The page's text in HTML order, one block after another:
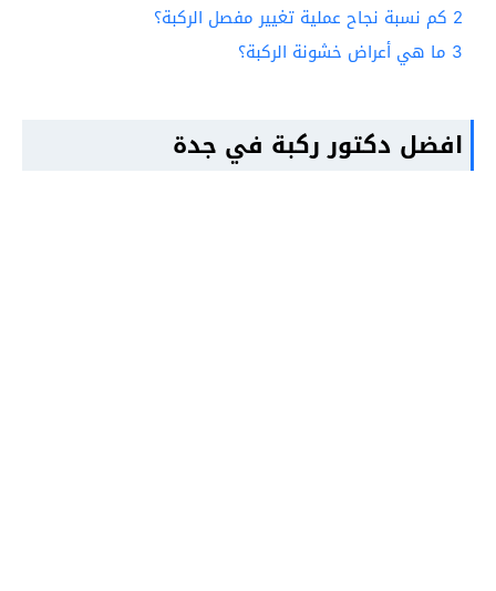
2 كم نسبة نجاح عملية تغيير مفصل الركبة؟
3 ما هي أعراض خشونة الركبة؟
افضل دكتور ركبة في جدة